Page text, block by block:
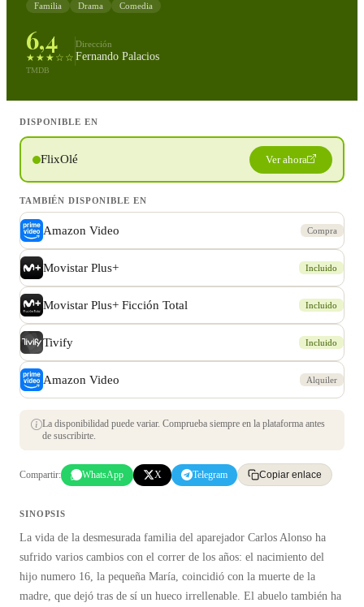
Familia Drama Comedia
6,4
★★★☆☆
TMDB
Dirección
Fernando Palacios
DISPONIBLE EN
FlixOlé Ver ahora
TAMBIÉN DISPONIBLE EN
Amazon Video Compra
Movistar Plus+ Incluido
Movistar Plus+ Ficción Total Incluido
Tivify Incluido
Amazon Video Alquiler
La disponibilidad puede variar. Comprueba siempre en la plataforma antes
de suscribirte.
Compartir: WhatsApp X Telegram Copiar enlace
SINOPSIS
La vida de la desmesurada familia del aparejador Carlos Alonso ha
sufrido varios cambios con el correr de los años: el nacimiento del
hijo numero 16, la pequeña María, coincidió con la muerte de la
madre, que dejó tras de sí un hueco irrellenable. El abuelo también ha